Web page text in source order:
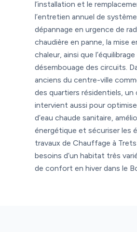
l’installation et le
l’entretien annuel de
dépannage en urgence de
chaudière en panne, la mise
chaleur, ainsi que
désembouage des circuits.
anciens du centre-ville
des quartiers résidentiels,
intervient aussi pour
d’eau chaude sanitaire,
énergétique et sécuriser les
travaux de Chauffage à
besoins d’un habitat très
de confort en hiver dans le